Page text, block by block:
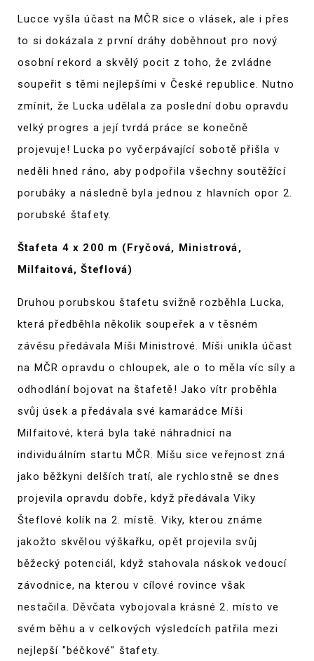
Lucce vyšla účast na MČR sice o vlásek, ale i přes
to si dokázala z první dráhy doběhnout pro nový
osobní rekord a skvělý pocit z toho, že zvládne
soupeřit s těmi nejlepšími v České republice. Nutno
zmínit, že Lucka udělala za poslední dobu opravdu
velký progres a její tvrdá práce se konečně
projevuje! Lucka po vyčerpávající sobotě přišla v
neděli hned ráno, aby podpořila všechny soutěžící
porubáky a následně byla jednou z hlavních opor 2.
porubské štafety.
Štafeta 4 x 200 m (Fryčová, Ministrová,
Milfaitová, Šteflová)
Druhou porubskou štafetu svižně rozběhla Lucka,
která předběhla několik soupeřek a v těsném
závěsu předávala Míši Ministrové. Míši unikla účast
na MČR opravdu o chloupek, ale o to měla víc síly a
odhodlání bojovat na štafetě! Jako vítr proběhla
svůj úsek a předávala své kamarádce Míši
Milfaitové, která byla také náhradnicí na
individuálním startu MČR. Míšu sice veřejnost zná
jako běžkyni delších tratí, ale rychlostně se dnes
projevila opravdu dobře, když předávala Viky
Šteflové kolík na 2. místě. Viky, kterou známe
jakožto skvělou výškařku, opět projevila svůj
běžecký potenciál, když stahovala náskok vedoucí
závodnice, na kterou v cílové rovince však
nestačila. Děvčata vybojovala krásné 2. místo ve
svém běhu a v celkových výsledcích patřila mezi
nejlepší "béčkové" štafety.